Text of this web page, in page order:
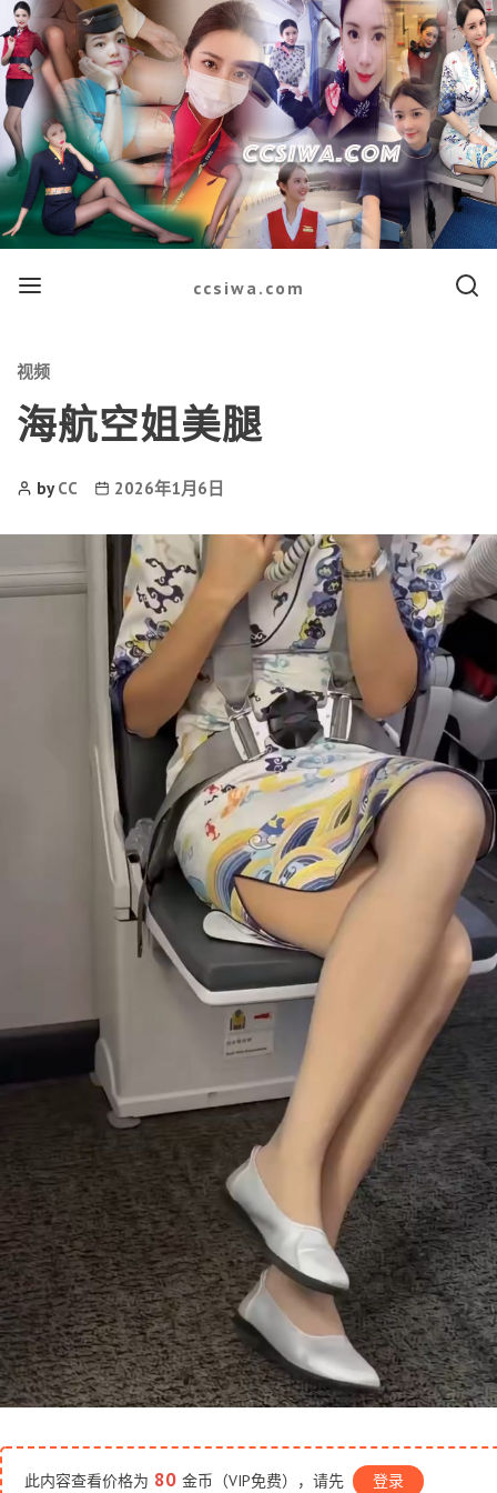
Menu ccsiwa.com Search
Categories
视频
海航空姐美腿
PostbyCC
Post2026年1月6日
此内容查看价格为 80 金币（VIP免费），请先 登录